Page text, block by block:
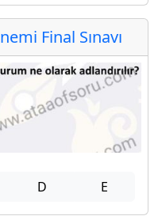
Final Sınavı
D E